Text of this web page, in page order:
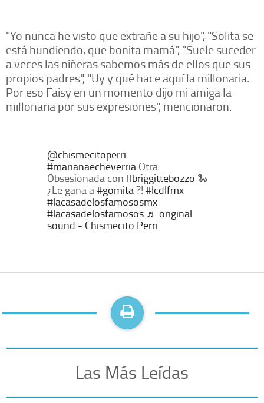
"Yo nunca he visto que extrañe a su hijo", "Solita se
está hundiendo, que bonita mamá", "Suele suceder
a veces las niñeras sabemos más de ellos que sus
propios padres", "Uy y qué hace aquí la millonaria.
Por eso Faisy en un momento dijo mi amiga la
millonaria por sus expresiones", mencionaron.
@chismecitoperri
#marianaecheverria Otra
Obsesionada con #briggittebozzo 🐍
¿Le gana a#gomita?! #lcdlfmx
#lacasadelosfamososmx
#lacasadelosfamosos ♬ original
sound - Chismecito Perri
Las Más Leídas